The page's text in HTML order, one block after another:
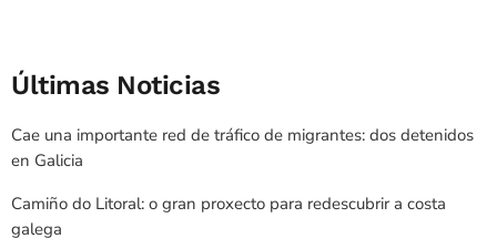
Últimas Noticias
Cae una importante red de tráfico de migrantes: dos detenidos
en Galicia
Camiño do Litoral: o gran proxecto para redescubrir a costa
galega